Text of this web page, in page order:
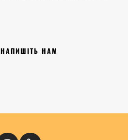
НАПИШІТЬ НАМ
InstagramКіномандри